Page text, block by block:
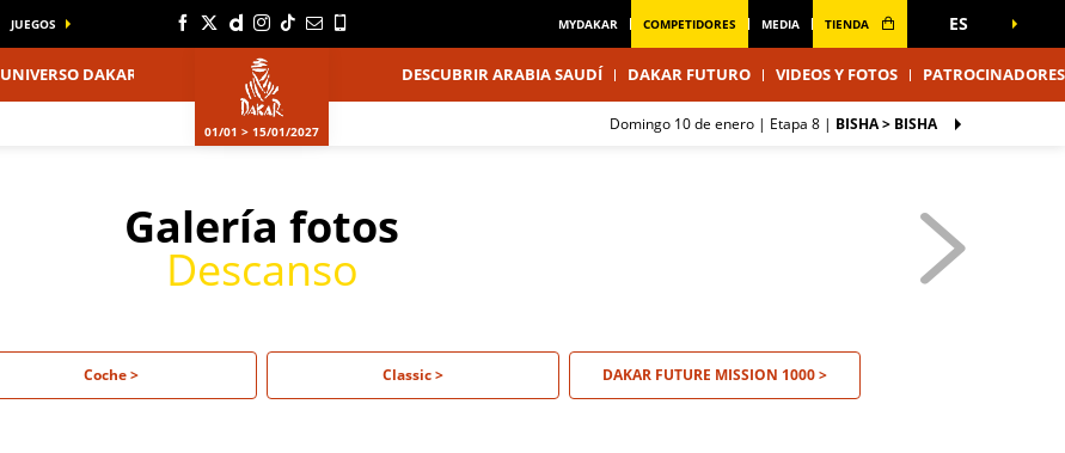
JUEGOS MYDAKAR COMPETIDORES MEDIA TIENDA ES
UNIVERSO DAKAR
01/01 > 15/01/2027
DESCUBRIR ARABIA SAUDÍ DAKAR FUTURO VIDEOS Y FOTOS PATROCINADORES
domingo 10 de enero | Etapa 8 | BISHA > BISHA
Galería fotos
Descanso
Coche > Classic > DAKAR FUTURE MISSION 1000 >